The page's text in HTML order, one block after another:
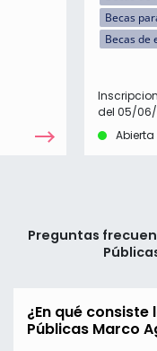
Becas
Becas de
del 05/06/
Abierta
Preguntas
¿En qué
Públicas Marco